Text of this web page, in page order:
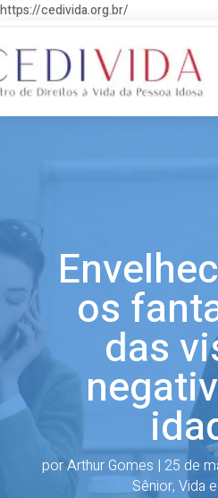
https://cedivida.org.br/
os
das
porArthur Gomes | 25 de
Sênior, Vida